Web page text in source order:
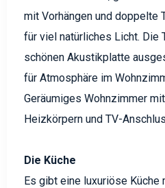
mit Vorhängen und doppelte
für viel natürliches Licht. Die
schönen Akustikplatte
für Atmosphäre im
Geräumiges Wohnzimmer
Heizkörpern und TV-
Die Küche
Es gibt eine luxuriöse Küche